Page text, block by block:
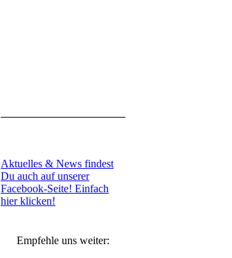
Aktuelles & News findest
Du auch auf unserer
Facebook-Seite! Einfach
hier klicken!
Empfehle uns weiter: